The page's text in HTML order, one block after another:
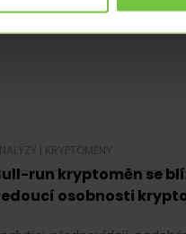
KRYPTOMĚNY
run kryptoměn se
osobnosti